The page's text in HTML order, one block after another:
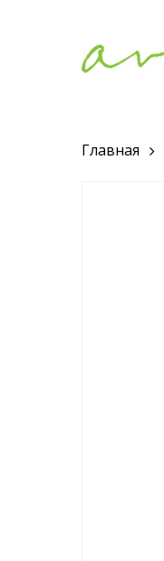
Главная